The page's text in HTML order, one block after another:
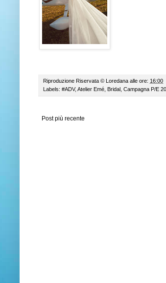
Riproduzione Riservata © Loredana alle ore: 16:00
Labels: #ADV, Atelier Emé Bridal Campagna P/E
Post più recente